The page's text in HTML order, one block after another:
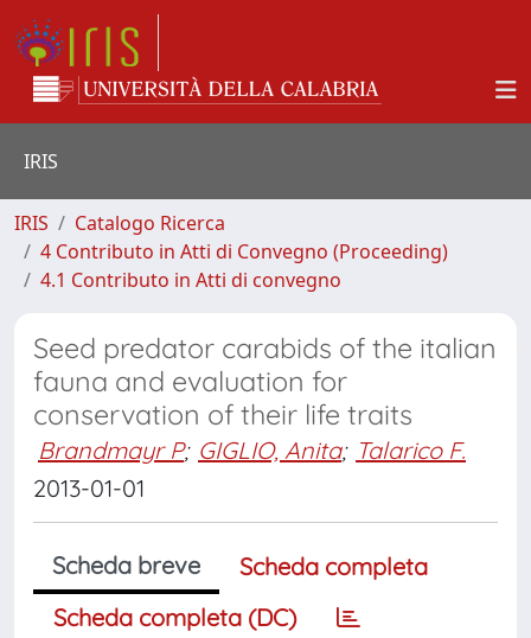
IRIS
IRIS
Catalogo Ricerca
4 Contributo in Atti di Convegno (Proceeding)
4.1 Contributo in Atti di convegno
Seed predator carabids of the italian
fauna and evaluation for
conservation of their life traits
Brandmayr P; GIGLIO, Anita; Talarico F.
2013-01-01
Scheda breve
Scheda completa
Scheda completa (DC)